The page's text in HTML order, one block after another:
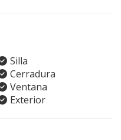
Silla
Cerradura
Ventana
Exterior